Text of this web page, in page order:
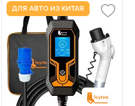
ДЛЯ АВТО ИЗ КИТАЯ